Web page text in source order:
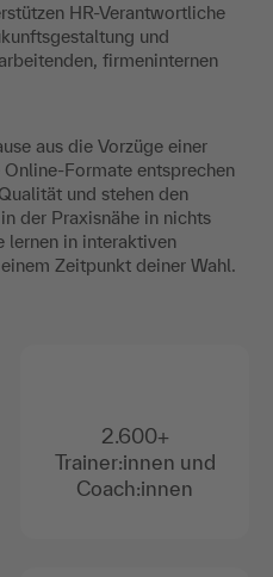
HR-Verantwortliche
und
firmeninternen
aus die Vorzüge einer
Formate entsprechen
und stehen den
der Praxisnähe in nichts
lernen in interaktiven
Zeitpunkt deiner Wahl.
2.600+
Trainer:innen und
Coach:innen